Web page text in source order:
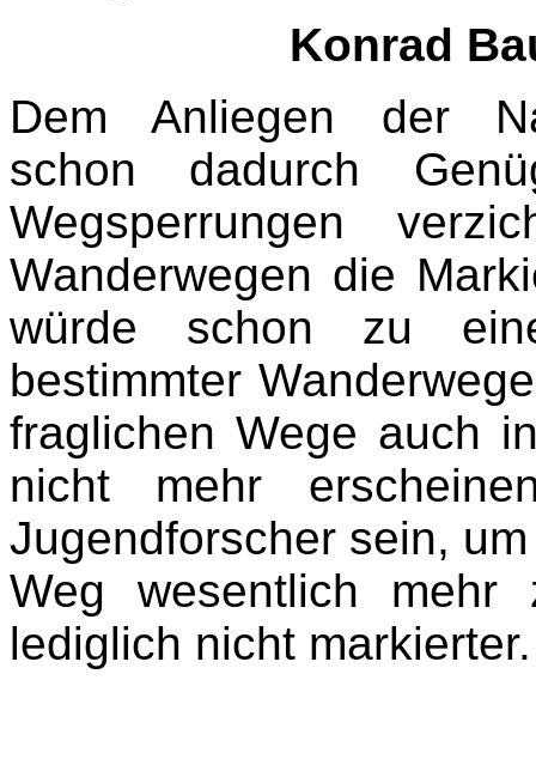
Konrad
Dem Anliegen der
schon dadurch
Wegsperrungen
Wanderwegen die
würde schon zu
bestimmter
fraglichen Wege auch
nicht mehr
Jugendforscher sein,
Weg wesentlich
lediglich nicht markierter.